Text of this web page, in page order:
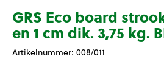
GRS Eco board
en 1 cm dik. 3,75 kg.
Artikelnummer: 008/011